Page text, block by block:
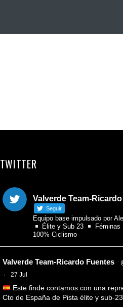
TWITTER
Valverde Team-
Seguir
Equipo base impulsado por
Élite y Sub 23
Féminas
100% Ciclismo
Valverde Team-Ricardo Fuentes
·
27 Jul
Este finde contamos con una
Cto de España de Pista élite y sub-